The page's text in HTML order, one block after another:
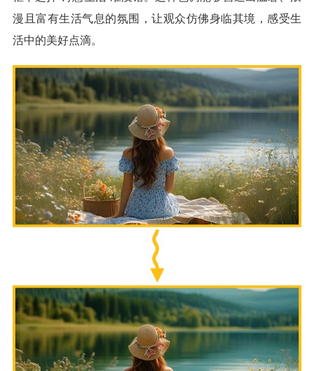
漫且富有生活气息的氛围，让观众仿佛身临其境，感受生
活中的美好点滴。